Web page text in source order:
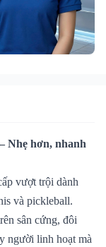
Nhẹ hơn, nhanh
vượt trội dành
và pickleball.
sân cứng, đôi
người linh hoạt mà